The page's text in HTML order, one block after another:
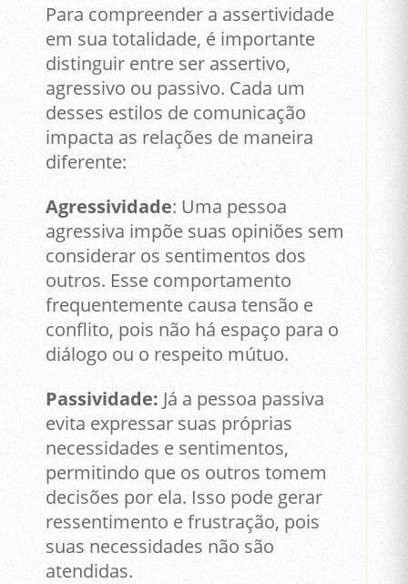
Para compreender a assertividade
em sua totalidade, é importante
distinguir entre ser assertivo,
agressivo ou passivo. Cada um
desses estilos de comunicação
impacta as relações de maneira
diferente:
Agressividade: Uma pessoa
agressiva impõe suas opiniões sem
considerar os sentimentos dos
outros. Esse comportamento
frequentemente causa tensão e
conflito, pois não há espaço para o
diálogo ou o respeito mútuo.
Passividade: Já a pessoa passiva
evita expressar suas próprias
necessidades e sentimentos,
permitindo que os outros tomem
decisões por ela. Isso pode gerar
ressentimento e frustração, pois
suas necessidades não são
atendidas.